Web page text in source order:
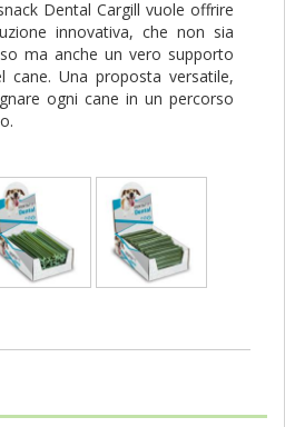
Dental Cargill vuole offrire
innovativa, che non sia
ma anche un vero supporto
cane. Una proposta versatile,
ogni cane in un percorso